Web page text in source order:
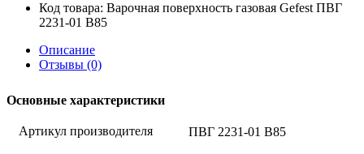
Код товара: Варочная поверхность газовая Gefest ПВГ
2231-01 В85
Описание
Отзывы (0)
Основные характеристики
Артикул производителя ПВГ 2231-01 В85